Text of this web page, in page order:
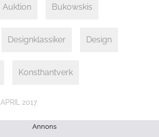
Auktion Bukowskis
Designklassiker Design
Konsthantverk
2017
Annons